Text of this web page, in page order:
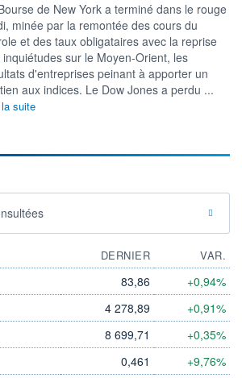
de New York a terminé dans le rouge
minée par la remontée des cours du
et des taux obligataires avec la reprise
inquiétudes sur le Moyen-Orient, les
d'entreprises peinant à apporter un
aux indices. Le Dow Jones a perdu ...
suite
DERNIER
VAR.
83,86 +0,94%
4 278,89 +0,91%
8 699,71 +0,35%
0,461 +9,76%